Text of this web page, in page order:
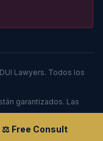
Lawyers. Todos los
garantizados. Las
⚖️ Free Consult